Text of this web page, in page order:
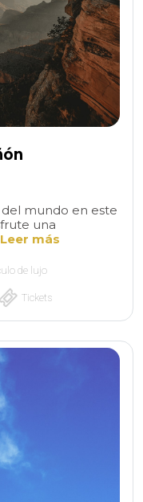
del mundo en este
una
Leer más
de lujo
Tickets